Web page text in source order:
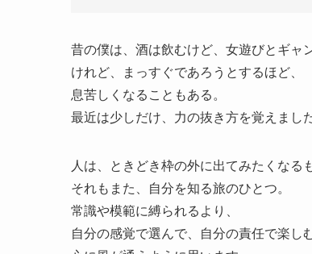
昔の僕は、酒は飲むけど、女遊びとギャ
けれど、まっすぐであろうとするほど、
息苦しくなることもある。
最近は少しだけ、力の抜き方を覚えました
人は、ときどき枠の外に出てみたくなる
それもまた、自分を知る旅のひとつ。
常識や模範に縛られるより、
自分の感覚で選んで、自分の責任で楽し